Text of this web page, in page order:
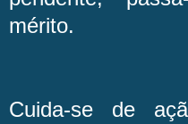
mérito.
Cuida-se de